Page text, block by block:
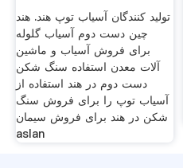
تولید کنندگان آسیاب توپ هند. هند
چین دست دوم آسیاب گلوله
برای فروش آسیاب و ماشین
آلات معدن استفاده سنگ شکن
دست دوم در هند استفاده از
آسیاب توپ را برای فروش سنگ
شکن در هند برای فروش سیمان
aslan